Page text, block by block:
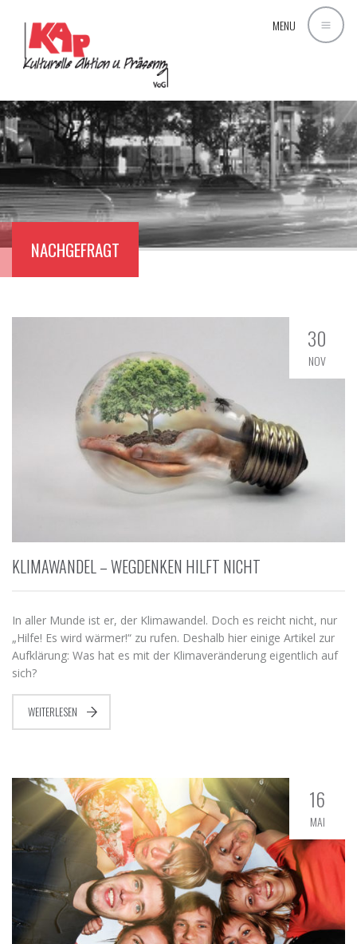
MENU
NACHGEFRAGT
30
NOV
KLIMAWANDEL – WEGDENKEN HILFT NICHT
In aller Munde ist er, der Klimawandel. Doch es reicht nicht, nur
„Hilfe! Es wird wärmer!“ zu rufen. Deshalb hier einige Artikel zur
Aufklärung: Was hat es mit der Klimaveränderung eigentlich auf
sich?
WEITERLESEN
16
MAI